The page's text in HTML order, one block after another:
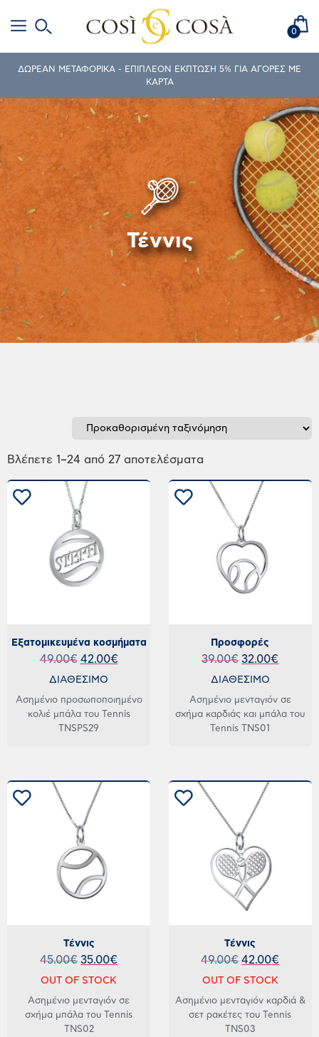
0
ΔΩΡΕΑΝ ΜΕΤΑΦΟΡΙΚΑ - ΕΠΙΠΛΕΟΝ ΕΚΠΤΩΣΗ 5% ΓΙΑ ΑΓΟΡΕΣ ΜΕ
ΚΑΡΤΑ
Τέννις
Βλέπετε 1–24 από 27 αποτελέσματα
Εξατομικευμένα κοσμήματα
49.00€ 42.00€
ΔΙΑΘΕΣΙΜΟ
Ασημένιο προσωποποιημένο
κολιέ μπάλα του Tennis
TNSPS29
Προσφορές
39.00€ 32.00€
ΔΙΑΘΕΣΙΜΟ
Ασημένιο μενταγιόν σε
σχήμα καρδιάς και μπάλα του
Tennis TNS01
Τέννις
45.00€ 35.00€
OUT OF STOCK
Ασημένιο μενταγιόν σε
σχήμα μπάλα του Tennis
TNS02
Τέννις
49.00€ 42.00€
OUT OF STOCK
Ασημένιο μενταγιόν καρδιά &
σετ ρακέτες του Tennis
TNS03